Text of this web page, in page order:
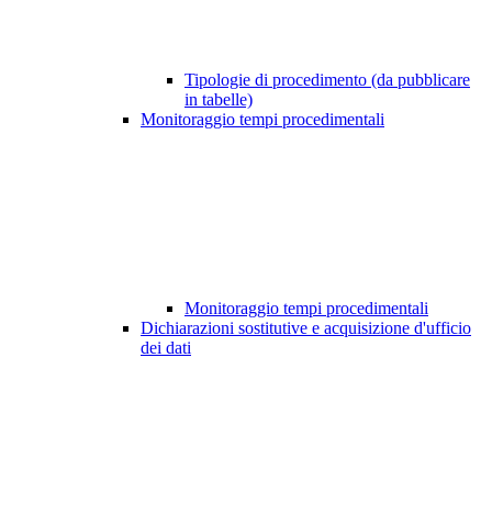
Tipologie di procedimento (da pubblicare
in tabelle)
Monitoraggio tempi procedimentali
Monitoraggio tempi procedimentali
Dichiarazioni sostitutive e acquisizione d'ufficio
dei dati